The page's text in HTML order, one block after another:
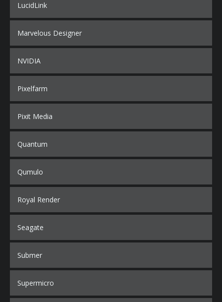
LucidLink
Marvelous Designer
NVIDIA
Pixelfarm
Pixit Media
Quantum
Qumulo
Royal Render
Seagate
Submer
Supermicro